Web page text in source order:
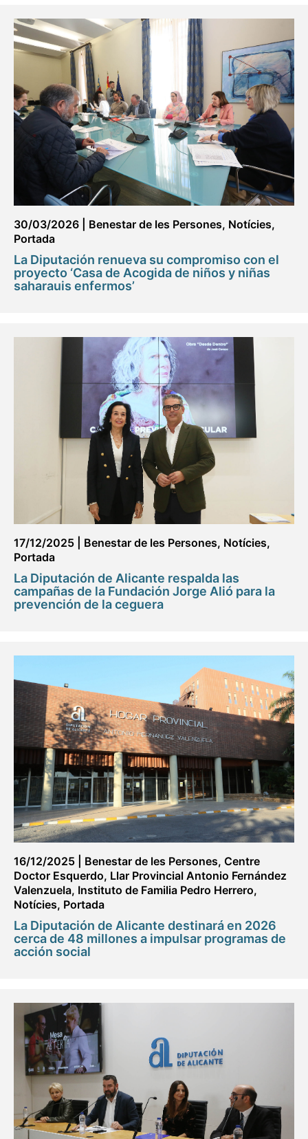
30/03/2026 Benestar de les Persones, Notícies,
Portada
La Diputación renueva su compromiso con el
proyecto ‘Casa de Acogida de niños y niñas
saharauis enfermos’
17/12/2025 Benestar de les Persones, Notícies,
Portada
La Diputación de Alicante respalda las
campañas de la Fundación Jorge Alió para la
prevención de la ceguera
16/12/2025 Benestar de les Persones, Centre
Doctor Esquerdo, Llar Provincial Antonio Fernández
Valenzuela, Instituto de Familia Pedro Herrero,
Notícies, Portada
La Diputación de Alicante destinará en 2026
cerca de 48 millones a impulsar programas de
acción social